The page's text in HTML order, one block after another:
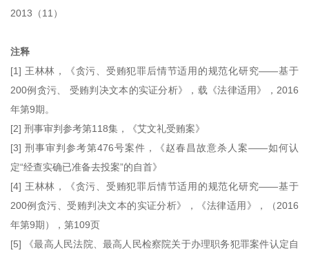
2013（11）
注释
[1] 王林林，《贪污、受贿犯罪后情节适用的规范化研究——基于
200例贪污、 受贿判决文本的实证分析》，载《法律适用》，2016
年第9期。
[2] 刑事审判参考第118集，《艾文礼受贿案》
[3] 刑事审判参考第476号案件，《赵春昌故意杀人案——如何认
定“经查实确已准备去投案”的自首》
[4] 王林林，《贪污、受贿犯罪后情节适用的规范化研究——基于
200例贪污、受贿判决文本的实证分析》，《法律适用》，（2016
年第9期），第109页
[5] 《最高人民法院、最高人民检察院关于办理职务犯罪案件认定自